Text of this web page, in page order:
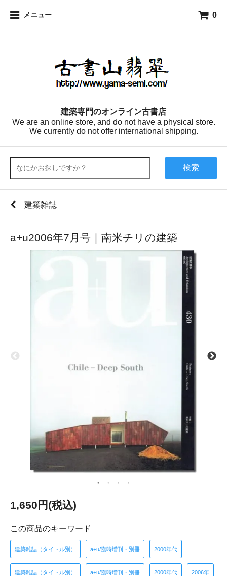
メニュー 0
建築専門のオンライン古書店
We are an online store, and do not have a physical store.
We currently do not offer international shipping.
検索
建築雑誌
a+u2006年7月号｜南米チリの建築
1,650円(税込)
この商品のキーワード
建築雑誌（タイトル別） a+u/臨時増刊・別冊 2000年代
建築雑誌（タイトル別） a+u/臨時増刊・別冊 2000年代 2006年